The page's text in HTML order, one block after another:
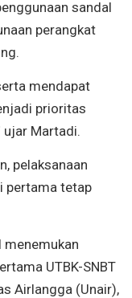
sandal
perangkat
mendapat
prioritas
ujar Martadi.
pelaksanaan
pertama tetap
menemukan
UTBK-SNBT
Airlangga (Unair),